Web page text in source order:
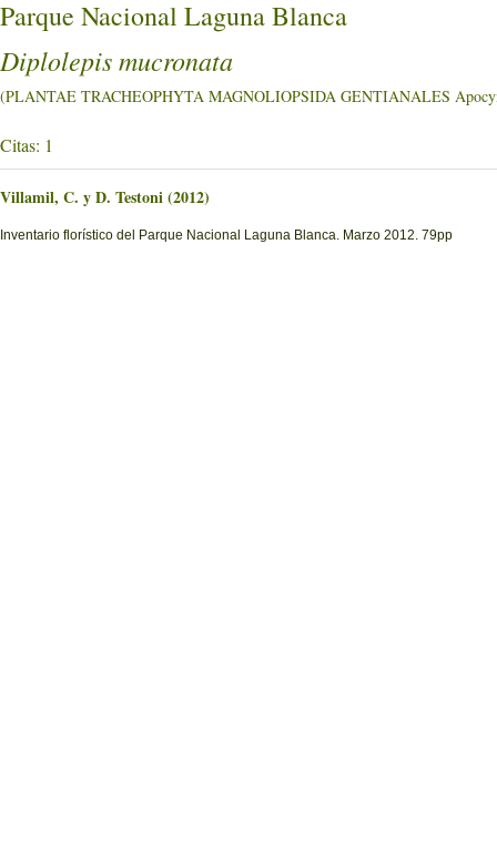
Parque Nacional Laguna Blanca
Diplolepis mucronata
(PLANTAE TRACHEOPHYTA MAGNOLIOPSIDA GENTIANALES
Citas: 1
Villamil, C. y D. Testoni (2012)
Inventario florístico del Parque Nacional Laguna Blanca. Marzo 2012. 79pp